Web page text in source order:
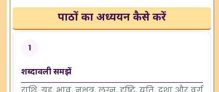
पाठों का अध्ययन कैसे करें
1
शब्दावली समझें